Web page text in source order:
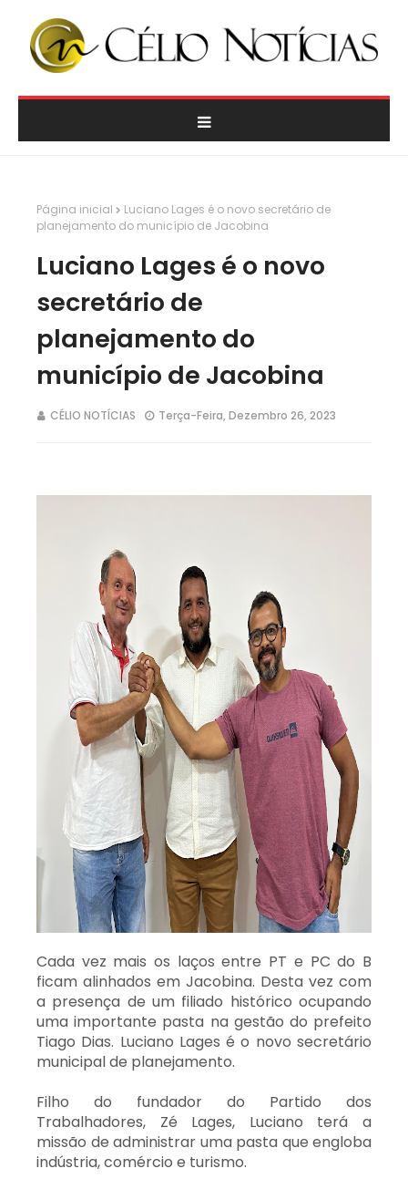
Página inicial
Luciano Lages é o novo secretário de
planejamento do município de Jacobina
Luciano Lages é o novo
secretário de
planejamento do
município de Jacobina
CÉLIO NOTÍCIAS Terça-Feira, Dezembro 26, 2023
Cada vez mais os laços entre PT e PC do B
ficam alinhados em Jacobina. Desta vez com
a presença de um filiado histórico ocupando
uma importante pasta na gestão do prefeito
Tiago Dias. Luciano Lages é o novo secretário
municipal de planejamento.
Filho do fundador do Partido dos
Trabalhadores, Zé Lages, Luciano terá a
missão de administrar uma pasta que engloba
indústria, comércio e turismo.